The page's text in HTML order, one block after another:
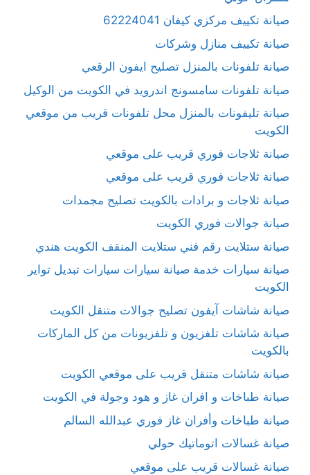
صيانة تكييف مركزي كيفان 62224041
صيانة تكييف منازل وشركات
صيانة تلفونات بالمنزل تصليح ايفون الرقعي
صيانة تلفونات سامسونج اندرويد في الكويت من الوكيل
صيانة تليفونات بالمنزل محل تلفونات قريب من موقعي
الكويت
صيانة ثلاجات فوري قريب على موقعي
صيانة ثلاجات فوري قريب على موقعي
صيانة ثلاجات و برادات بالكويت تصليح مجمدات
صيانة جوالات فوري الكويت
صيانة ستلايت رقم فني ستلايت المنقف الكويت هندي
صيانة سيارات خدمة صيانة سيارات سيارات تبديل تواير
الكويت
صيانة شاشات آيفون تصليح جوالات متنقل الكويت
صيانة شاشات تلفزيون و تلفزيونات من كل الماركات
بالكويت
صيانة شاشات متنقل قريب على موقعي الكويت
صيانة طباخات و افران غاز و هود وجولة في الكويت
صيانة طباخات وأفران غاز فوري عبدالله السالم
صيانة غسالات اتوماتيك حولي
صيانة غسالات قريب على موقعي